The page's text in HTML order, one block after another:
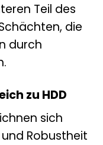
Teil des
die
durch
zu HDD
sich
Robustheit